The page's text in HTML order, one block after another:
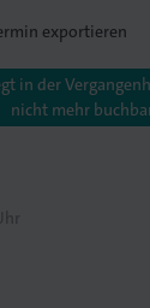
exportieren
in der
nicht mehr